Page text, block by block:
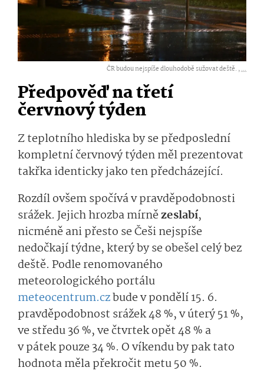
ČR budou nejspíše dlouhodobě sužovat deště. ,...
Předpověď na třetí
červnový týden
Z teplotního hlediska by se předposlední
kompletní červnový týden měl prezentovat
takřka identicky jako ten předcházející.
Rozdíl ovšem spočívá v pravděpodobnosti
srážek. Jejich hrozba mírnězeslabí,
nicméně ani přesto se Češi nejspíše
nedočkají týdne, který by se obešel celý bez
deště. Podle renomovaného
meteorologického portálu
meteocentrum.czbude v pondělí 15. 6.
pravděpodobnost srážek 48 %, v úterý 51 %,
ve středu 36 %, ve čtvrtek opět 48 % a
v pátek pouze 34 %. O víkendu by pak tato
hodnota měla překročit metu 50 %.